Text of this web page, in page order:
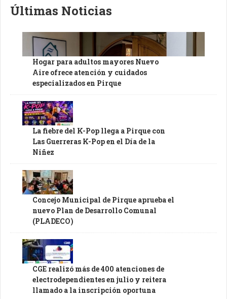
Últimas Noticias
Hogar para adultos mayores Nuevo
Aire ofrece atención y cuidados
especializados en Pirque
La fiebre del K-Pop llega a Pirque con
Las Guerreras K-Pop en el Día de la
Niñez
Concejo Municipal de Pirque aprueba el
nuevo Plan de Desarrollo Comunal
(PLADECO)
CGE realizó más de 400 atenciones de
electrodependientes en julio y reitera
llamado a la inscripción oportuna